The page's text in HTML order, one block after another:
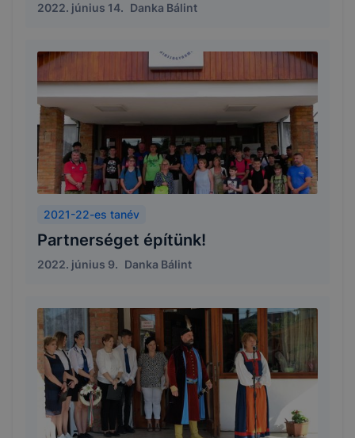
2022. június 14. Danka Bálint
2021-22-es tanév
Partnerséget építünk!
2022. június 9. Danka Bálint